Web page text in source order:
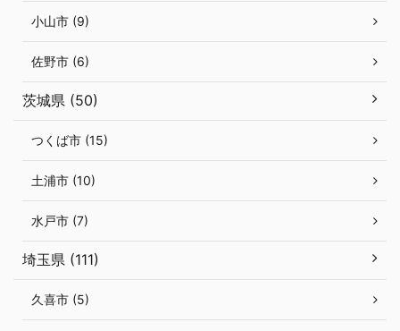
小山市 (9)
佐野市 (6)
茨城県 (50)
つくば市 (15)
土浦市 (10)
水戸市 (7)
埼玉県 (111)
久喜市 (5)